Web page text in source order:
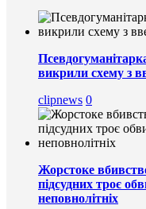
викрили схему з
clipnews 0
Жорстоке
підсудних троє
неповнолітніх